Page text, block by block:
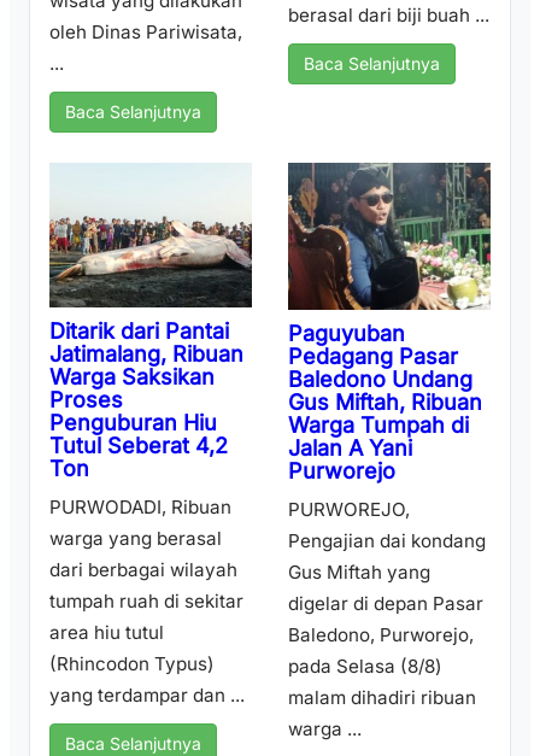
oleh Dinas Pariwisata,
...
Baca Selanjutnya
berasal dari biji buah ...
Baca Selanjutnya
Ditarik dari Pantai
Jatimalang, Ribuan
Warga Saksikan
Proses
Penguburan Hiu
Tutul Seberat 4,2
Ton
PURWODADI, Ribuan
warga yang berasal
dari berbagai wilayah
tumpah ruah di sekitar
area hiu tutul
(Rhincodon Typus)
yang terdampar dan ...
Baca Selanjutnya
Paguyuban
Pedagang Pasar
Baledono Undang
Gus Miftah, Ribuan
Warga Tumpah di
Jalan A Yani
Purworejo
PURWOREJO,
Pengajian dai kondang
Gus Miftah yang
digelar di depan Pasar
Baledono, Purworejo,
pada Selasa (8/8)
malam dihadiri ribuan
warga ...